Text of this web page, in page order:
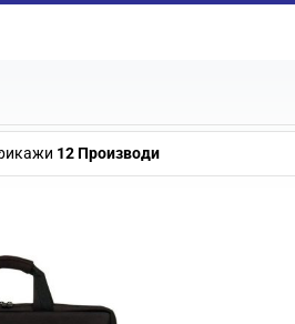
12 Производи